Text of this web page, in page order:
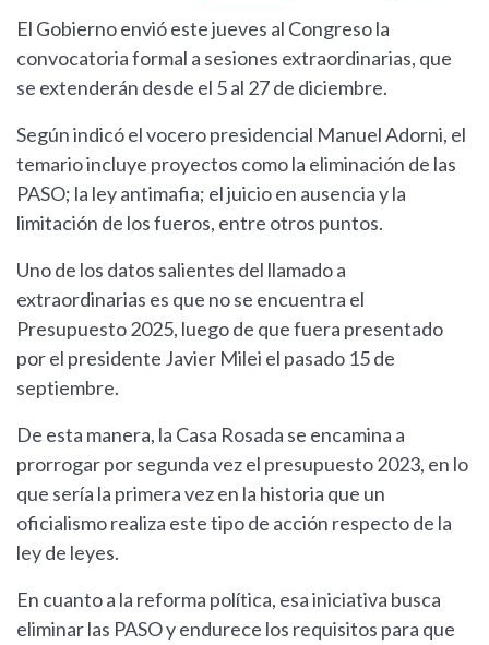
El Gobierno envió este jueves al Congreso la
convocatoria formal a sesiones extraordinarias, que
se extenderán desde el 5 al 27 de diciembre.
Según indicó el vocero presidencial Manuel Adorni, el
temario incluye proyectos como la eliminación de las
PASO; la ley antimafia; el juicio en ausencia y la
limitación de los fueros, entre otros puntos.
Uno de los datos salientes del llamado a
extraordinarias es que no se encuentra el
Presupuesto 2025, luego de que fuera presentado
por el presidente Javier Milei el pasado 15 de
septiembre.
De esta manera, la Casa Rosada se encamina a
prorrogar por segunda vez el presupuesto 2023, en lo
que sería la primera vez en la historia que un
oficialismo realiza este tipo de acción respecto de la
ley de leyes.
En cuanto a la reforma política, esa iniciativa busca
eliminar las PASO y endurece los requisitos para que